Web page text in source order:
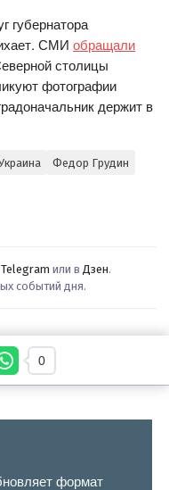
губернатора
СМИобращали
столицы
фотографии
держит в
Федор Грудин
Telegram или в Дзен.
событий дня.
0
формат